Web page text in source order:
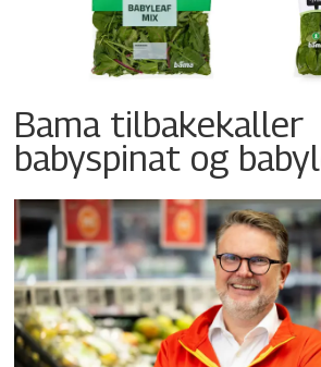
Bama tilbakekaller
babyspinat og